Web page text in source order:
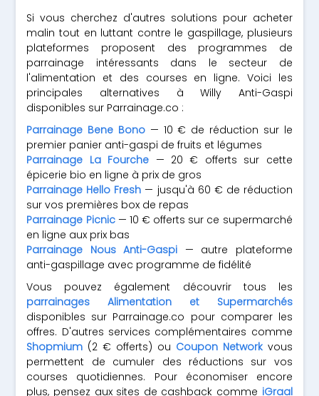
Si vous cherchez d'autres solutions pour acheter
malin tout en luttant contre le gaspillage, plusieurs
plateformes proposent des programmes de
parrainage intéressants dans le secteur de
l'alimentation et des courses en ligne. Voici les
principales alternatives à Willy Anti-Gaspi
disponibles sur Parrainage.co :
Parrainage Bene Bono — 10 € de réduction sur le
premier panier anti-gaspi de fruits et légumes
Parrainage La Fourche — 20 € offerts sur cette
épicerie bio en ligne à prix de gros
Parrainage Hello Fresh — jusqu'à 60 € de réduction
sur vos premières box de repas
Parrainage Picnic— 10 € offerts sur ce supermarché
en ligne aux prix bas
Parrainage Nous Anti-Gaspi — autre plateforme
anti-gaspillage avec programme de fidélité
Vous pouvez également découvrir tous les
parrainages Alimentation et Supermarchés
disponibles sur Parrainage.co pour comparer les
offres. D'autres services complémentaires comme
Shopmium (2 € offerts) ou Coupon Networkvous
permettent de cumuler des réductions sur vos
courses quotidiennes. Pour économiser encore
plus, pensez aux sites de cashback comme iGraal